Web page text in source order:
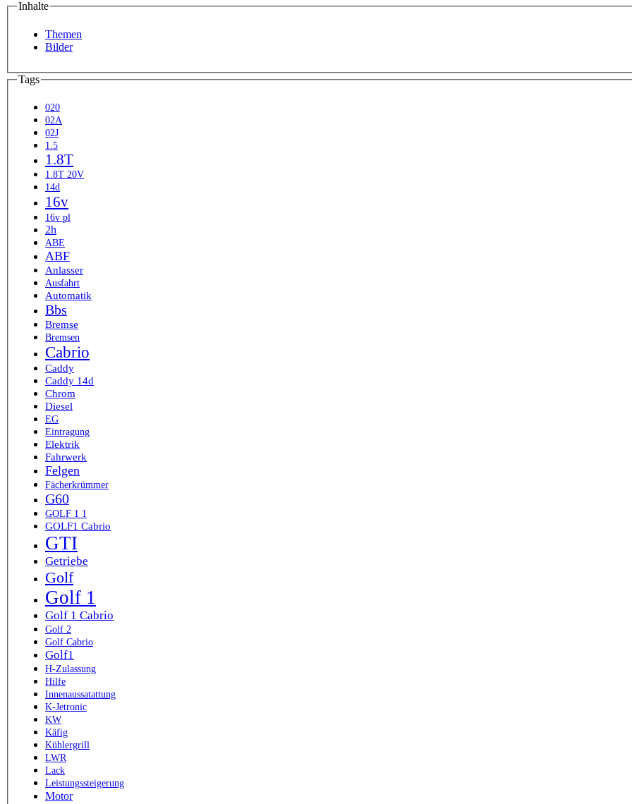
Inhalte
Themen
Bilder
Tags
020
02A
02J
1.5
1.8T
1.8T 20V
14d
16v
16v pl
2h
ABE
ABF
Anlasser
Ausfahrt
Automatik
Bbs
Bremse
Bremsen
Cabrio
Caddy
Caddy 14d
Chrom
Diesel
EG
Eintragung
Elektrik
Fahrwerk
Felgen
Fächerkrümmer
G60
GOLF 1 1
GOLF1 Cabrio
GTI
Getriebe
Golf
Golf 1
Golf 1 Cabrio
Golf 2
Golf Cabrio
Golf1
H-Zulassung
Hilfe
Innenaussatattung
K-Jetronic
KW
Käfig
Kühlergrill
LWR
Lack
Leistungssteigerung
Motor